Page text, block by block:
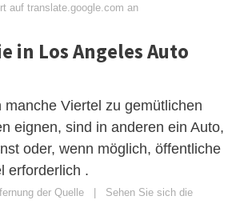
auf translate.google.com an
in Los Angeles Auto
manche Viertel zu gemütlichen
eignen, sind in anderen ein Auto,
oder, wenn möglich, öffentliche
erforderlich .
der Quelle | Sehen Sie sich die